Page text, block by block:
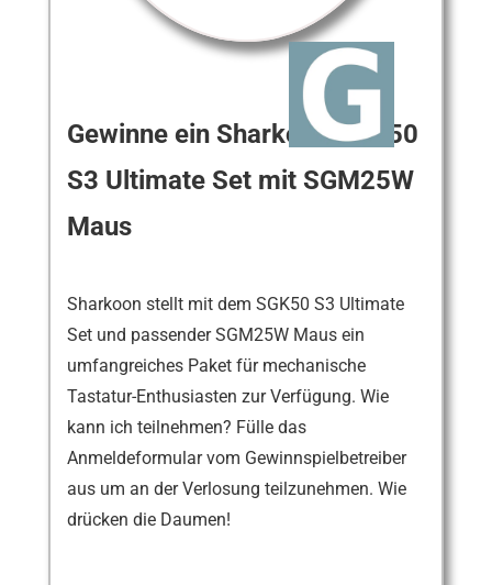
Gewinne ein Sharkoon SGK50
S3 Ultimate Set mit SGM25W
Maus
Sharkoon stellt mit dem SGK50 S3 Ultimate
Set und passender SGM25W Maus ein
umfangreiches Paket für mechanische
Tastatur-Enthusiasten zur Verfügung. Wie
kann ich teilnehmen? Fülle das
Anmeldeformular vom Gewinnspielbetreiber
aus um an der Verlosung teilzunehmen. Wie
drücken die Daumen!